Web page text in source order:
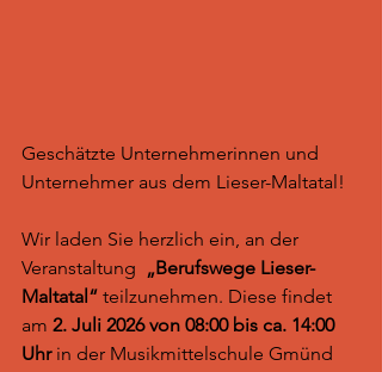
Geschätzte Unternehmerinnen und
Unternehmer aus dem Lieser-Maltatal!
Wir laden Sie herzlich ein, an der
Veranstaltung „Berufswege Lieser-
Maltatal“ teilzunehmen. Diese findet
am 2. Juli 2026 von 08:00 bis ca. 14:00
Uhr in der Musikmittelschule Gmünd